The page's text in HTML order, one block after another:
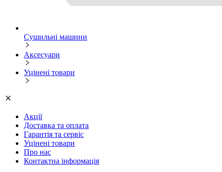
Сушильні машини
Аксесуари
Уцінені товари
Акції
Доставка та оплата
Гарантія та сервіс
Уцінені товари
Про нас
Контактна інформація